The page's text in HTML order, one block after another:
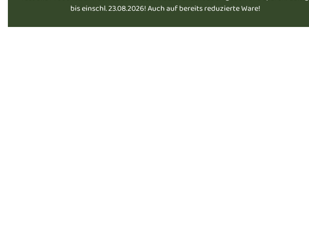
bis einschl. 23.08.2026! Auch auf bereits reduzierte Ware!